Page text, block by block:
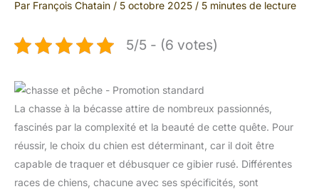
Par François Chatain / 5 octobre 2025 / 5 minutes de lecture
5/5 - (6 votes)
La chasse à la bécasse attire de nombreux passionnés,
fascinés par la complexité et la beauté de cette quête. Pour
réussir, le choix du chien est déterminant, car il doit être
capable de traquer et débusquer ce gibier rusé. Différentes
races de chiens, chacune avec ses spécificités, sont